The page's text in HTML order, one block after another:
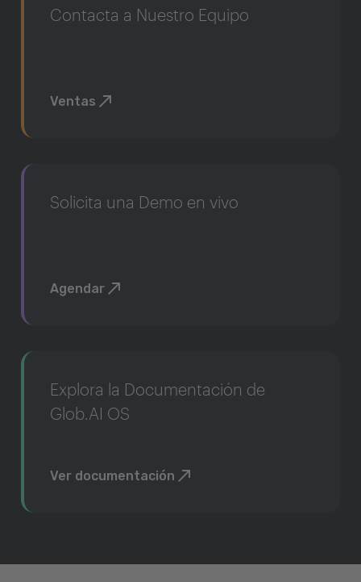
Contacta a Nuestro Equipo
Ventas
Solicita una Demo en vivo
Agendar
Explora la Documentación de
Glob.AI OS
Ver documentación